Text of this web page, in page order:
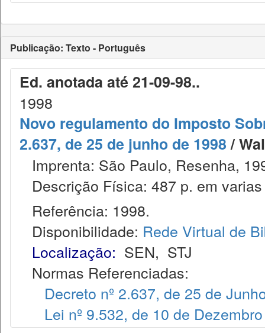
Publicação: Texto - Português
Ed. anotada até 21-09-98..
1998
Novo regulamento do Imposto
2.637, de 25 de junho de 1998/
Imprenta: São Paulo, Resenha,
Descrição Física: 487 p. em
Referência: 1998.
Disponibilidade: Rede Virtual de
Localização: SEN, STJ
Normas Referenciadas:
Decreto nº 2.637, de 25 de
Lei nº 9.532, de 10 de